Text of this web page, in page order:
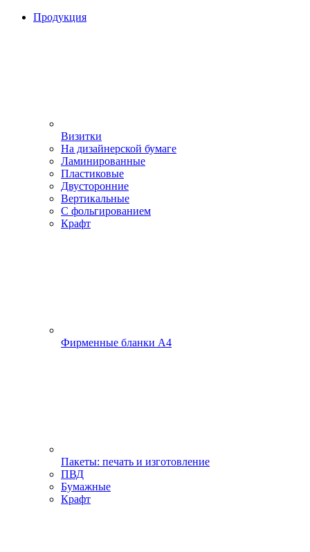
Продукция
Визитки
На дизайнерской бумаге
Ламинированные
Пластиковые
Двусторонние
Вертикальные
С фольгированием
Крафт
Фирменные бланки А4
Пакеты: печать и изготовление
ПВД
Бумажные
Крафт